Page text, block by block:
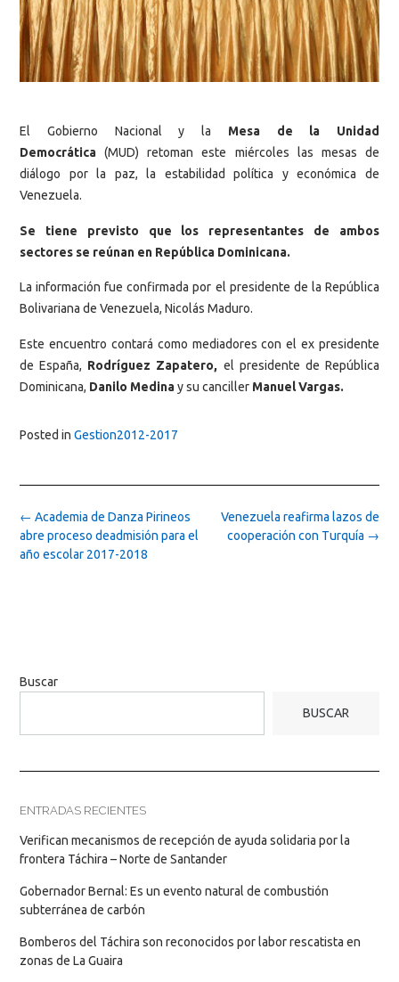
El Gobierno Nacional y la Mesa de la Unidad
Democrática (MUD) retoman este miércoles las mesas de
diálogo por la paz, la estabilidad política y económica de
Venezuela.
Se tiene previsto que los representantes de ambos
sectores se reúnan en República Dominicana.
La información fue confirmada por el presidente de la República
Bolivariana de Venezuela, Nicolás Maduro.
Este encuentro contará como mediadores con el ex presidente
de España, Rodríguez Zapatero, el presidente de República
Dominicana, Danilo Medinay su canciller Manuel Vargas.
Posted in Gestion2012-2017
Post
navigation
Venezuela reafirma lazos de
cooperación con Turquía →
← Academia de Danza Pirineos
abre proceso deadmisión para el
año escolar 2017-2018
Buscar
BUSCAR
ENTRADAS RECIENTES
Verifican mecanismos de recepción de ayuda solidaria por la
frontera Táchira – Norte de Santander
Gobernador Bernal: Es un evento natural de combustión
subterránea de carbón
Bomberos del Táchira son reconocidos por labor rescatista en
zonas de La Guaira